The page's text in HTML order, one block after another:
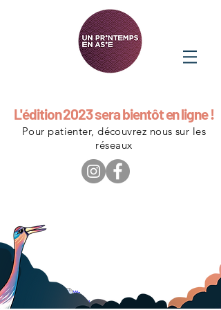
L'édition 2023 sera bientôt en ligne !
Pour patienter, découvrez nous sur les
réseaux